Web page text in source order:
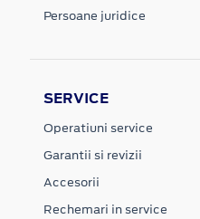
Persoane juridice
SERVICE
Operatiuni service
Garantii si revizii
Accesorii
Rechemari in service